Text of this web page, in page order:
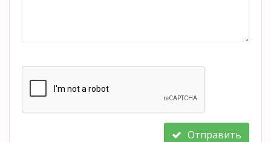
Отправить